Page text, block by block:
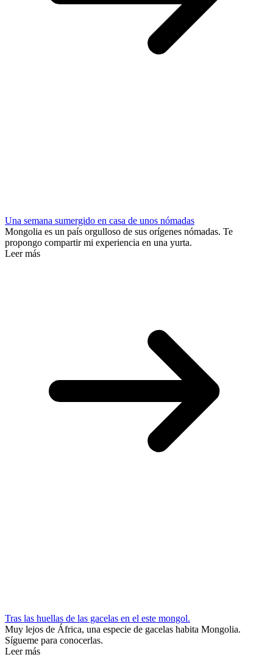
Una semana sumergido en casa de unos nómadas
Mongolia es un país orgulloso de sus orígenes nómadas. Te
propongo compartir mi experiencia en una yurta.
Leer más
Tras las huellas de las gacelas en el este mongol.
Muy lejos de África, una especie de gacelas habita Mongolia.
Sígueme para conocerlas.
Leer más